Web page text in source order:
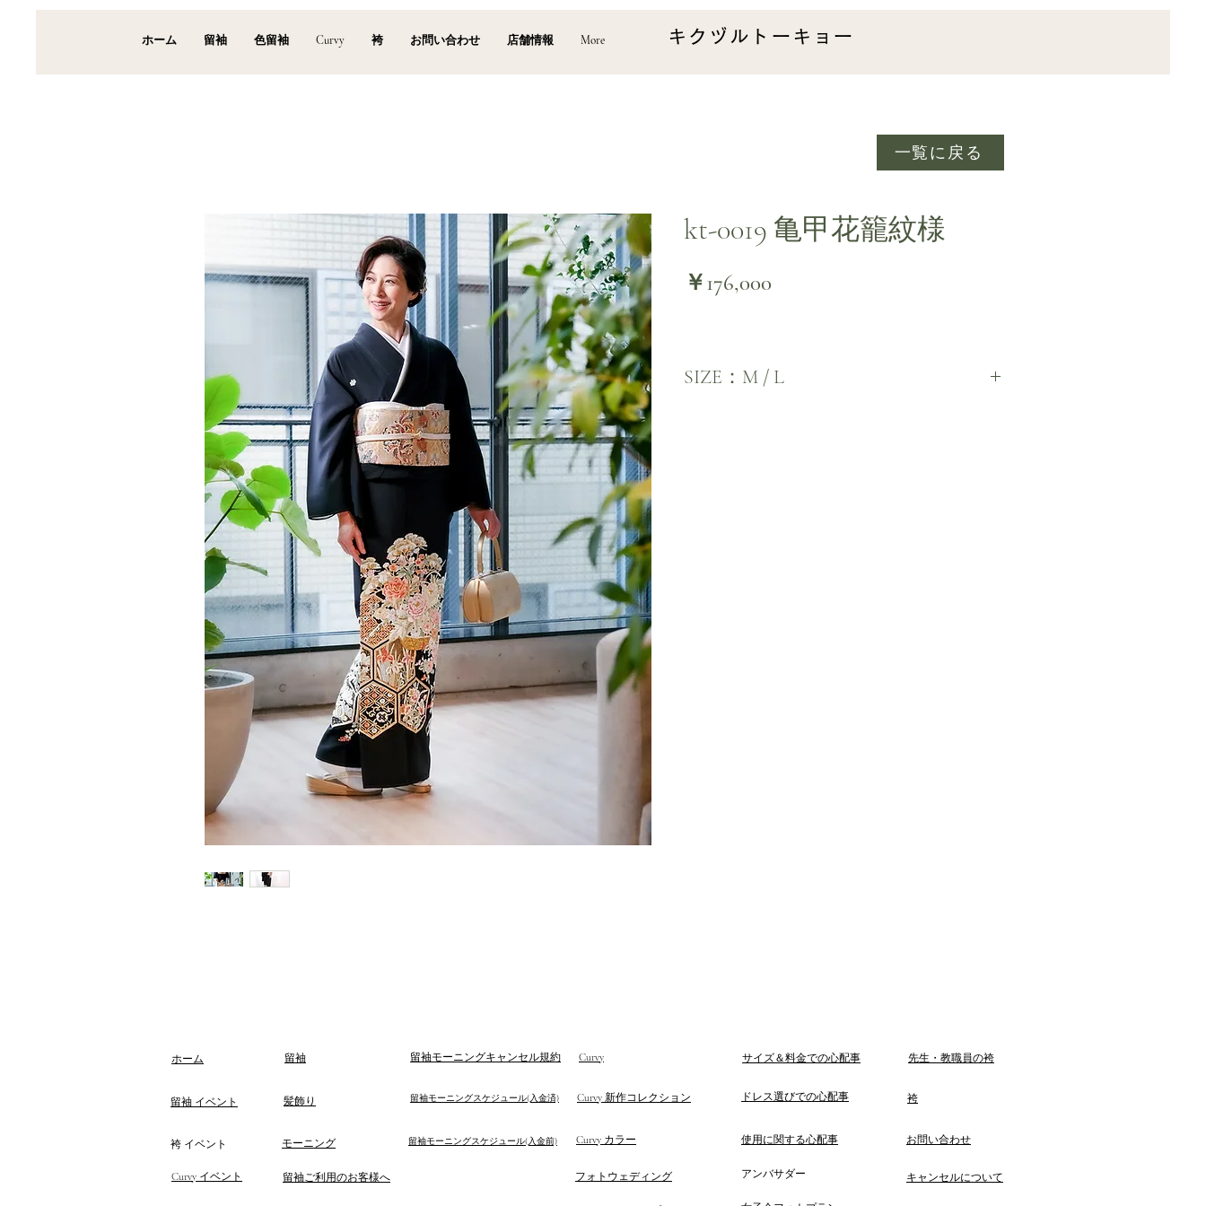
ホーム 留袖 色留袖 Curvy 袴 お問い合わせ 店舗情報 More キクヅルトーキョー
kt-0019 亀甲花籠紋様
￥176,000
SIZE：M / L
一覧に戻る
ホーム 留袖 留袖モーニングキャンセル規約
留袖 イベント 髪飾り 留袖モーニングスケジュール(入金済)
袴 イベント モーニング 留袖モーニングスケジュール(入金前)
Curvy イベント 留袖ご利用のお客様へ
Curvy サイズ＆料金での心配事 ​先生・教職員の袴
Curvy 新作コレクション 袴
ドレス選びでの心配事
Curvy カラー 使用に関する心配事
フォトウェディング アンバサダー
お問い合わせ
キャンセルについて